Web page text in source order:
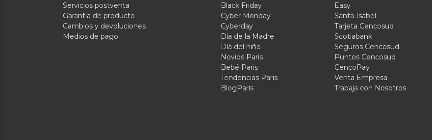
Servicios postventa
Garantía de producto
Cambios y devoluciones
Medios de pago
Black Friday
Cyber Monday
Cyberday
Día de la Madre
Día del niño
Novios Paris
Bebé Paris
Tendencias Paris
BlogParis
Easy
Santa Isabel
Tarjeta Cencosud
Scotiabank
Seguros Cencosud
Puntos Cencosud
CencoPay
Venta Empresa
Trabaja con Nosotros